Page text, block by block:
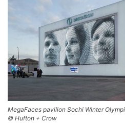
MegaFaces pavilion Sochi Winter
© Hufton + Crow